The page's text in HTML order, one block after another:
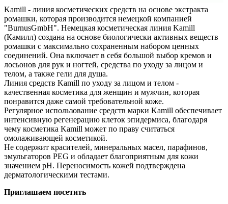
Kamill - линия косметических средств на основе экстракта
ромашки, которая производится немецкой компанией
"BurnusGmbH". Немецкая косметическая линия Kamill
(Камилл) создана на основе биологически активных веществ
ромашки с максимально сохраненным набором ценных
соединений. Она включает в себя большой выбор кремов и
лосьонов для рук и ногтей, средства по уходу за лицом и
телом, а также гели для душа.
Линия средств Kamill по уходу за лицом и телом -
качественная косметика для женщин и мужчин, которая
понравится даже самой требовательной коже.
Регулярное использование средств марки Kamill обеспечивает
интенсивную регенерацию клеток эпидермиса, благодаря
чему косметика Kamill может по праву считаться
омолаживающей косметикой.
Не содержит красителей, минеральных масел, парафинов,
эмульгаторов PEG и обладает благоприятным для кожи
значением pH. Переносимость кожей подтверждена
дерматологическими тестами.
Приглашаем посетить